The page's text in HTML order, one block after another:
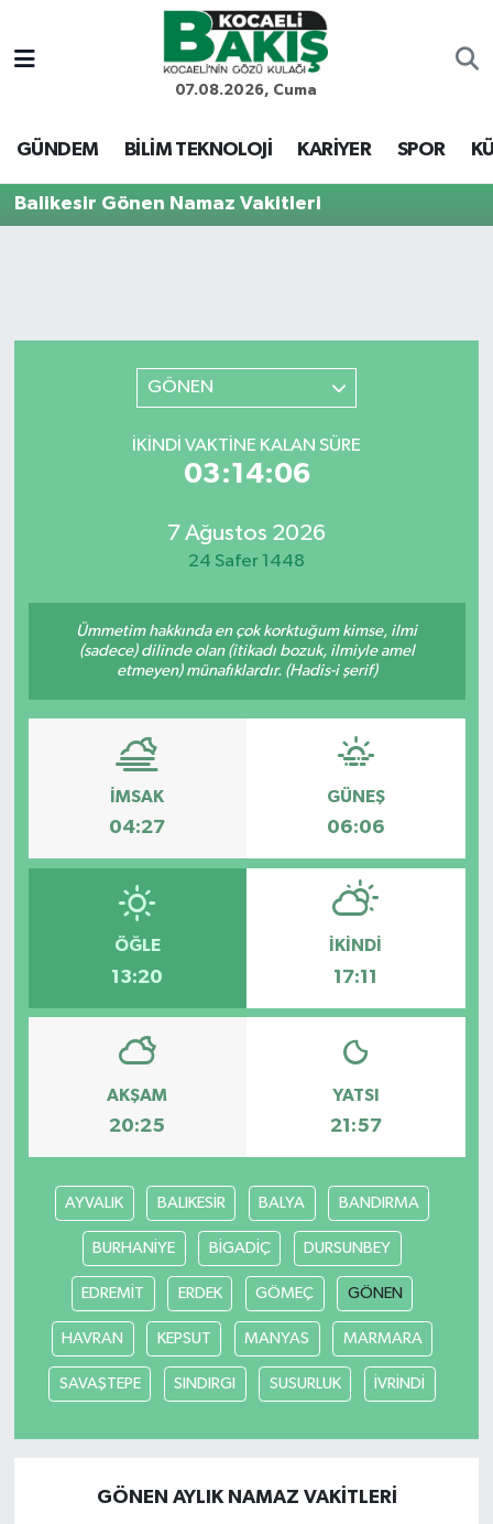
07.08.2026, Cuma
GÜNDEM BİLİM TEKNOLOJİ KARİYER SPOR
Balikesir Gönen Namaz Vakitleri
GÖNEN
İKINDI VAKTINE KALAN SÜRE
03:14:06
7 Ağustos 2026
24 Safer 1448
Ümmetim hakkında en çok korktuğum kimse, ilmi
(sadece) dilinde olan (itikadı bozuk, ilmiyle amel
etmeyen) münafıklardır. (Hadis-i şerif)
İMSAK
04:27
GÜNEŞ
06:06
ÖĞLE
13:20
İKINDI
17:11
AKŞAM
20:25
YATSI
21:57
AYVALIK BALIKESİR BALYA BANDIRMA
BURHANİYE BİGADİÇ DURSUNBEY
EDREMİT ERDEK GÖMEÇ GÖNEN
HAVRAN KEPSUT MANYAS MARMARA
SAVAŞTEPE SINDIRGI SUSURLUK İVRİNDİ
GÖNEN AYLIK NAMAZ VAKITLERI
Kocaeli Nöbetçi Eczaneler
Kocaeli Hava Durumu
Kocaeli Trafik Yoğunluk Haritası
Son Dakika Haberleri